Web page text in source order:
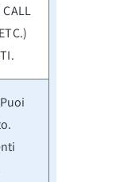
CALL